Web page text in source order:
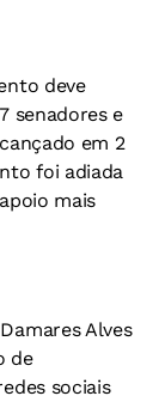
deve
senadores e
em 2
foi adiada
mais
Alves
de
sociais